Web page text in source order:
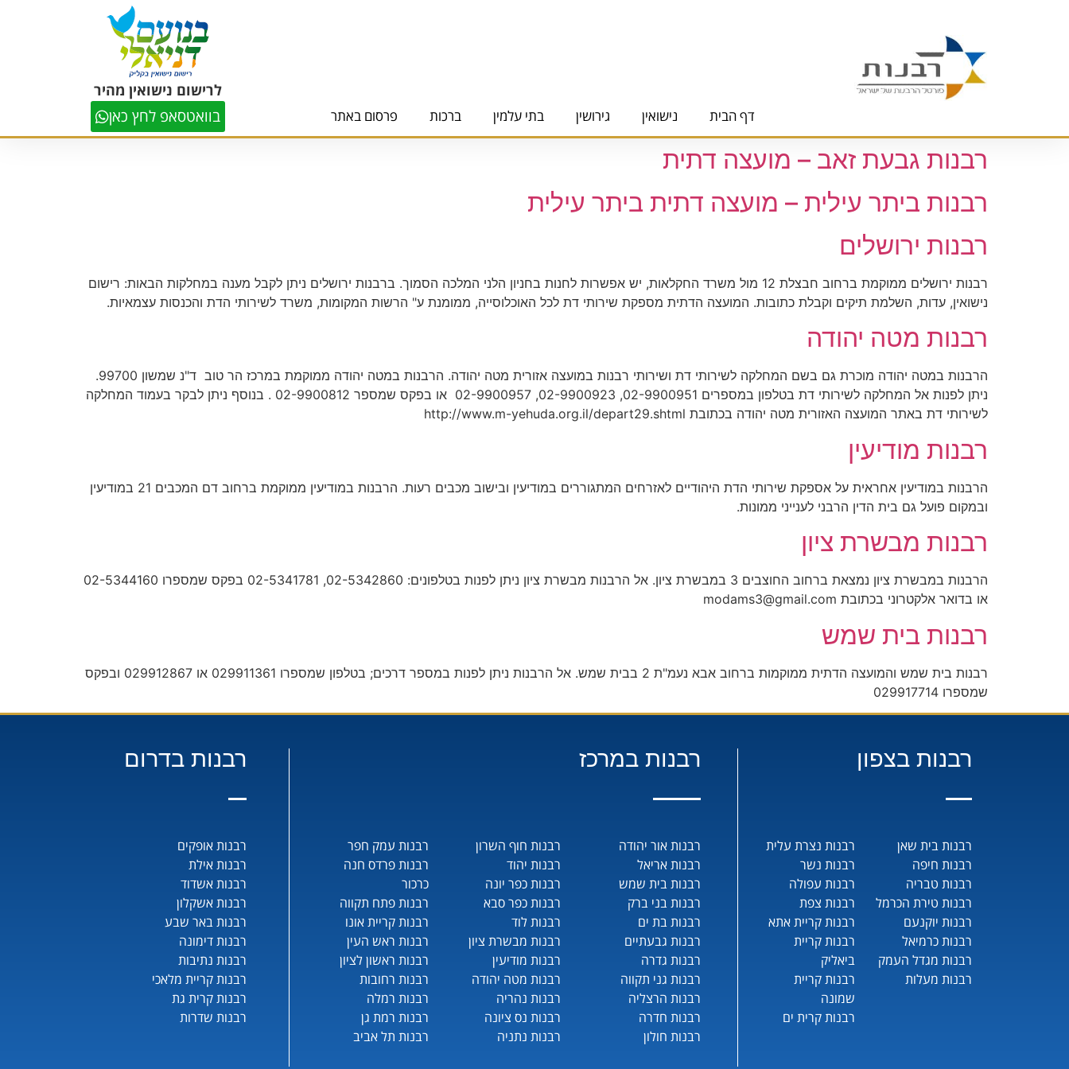
דף הבית נישואין גירושין בתי עלמין ברכות פרסום באתר
לרישום נישואין מהיר
בוואטסאפ לחץ כאן
רבנות גבעת זאב – מועצה דתית
רבנות ביתר עילית – מועצה דתית ביתר עילית
רבנות ירושלים
רבנות ירושלים ממוקמת ברחוב חבצלת 12 מול משרד החקלאות, יש אפשרות לחנות בחניון הלני המלכה הסמוך. ברבנות ירושלים ניתן לקבל מענה במחלקות הבאות: רישום
נישואין, עדות, השלמת תיקים וקבלת כתובות. המועצה הדתית מספקת שירותי דת לכל האוכלוסייה, ממומנת ע" הרשות המקומות, משרד לשירותי הדת והכנסות עצמאיות.
רבנות מטה יהודה
הרבנות במטה יהודה מוכרת גם בשם המחלקה לשירותי דת ושירותי רבנות במועצה אזורית מטה יהודה. הרבנות במטה יהודה ממוקמת במרכז הר טוב ד"נ שמשון 99700.
ניתן לפנות אל המחלקה לשירותי דת בטלפון במספרים 02-9900951, 02-9900923, 02-9900957 או בפקס שמספר 02-9900812 . בנוסף ניתן לבקר בעמוד המחלקה
לשירותי דת באתר המועצה האזורית מטה יהודה בכתובת http://www.m-yehuda.org.il/depart29.shtml
רבנות מודיעין
הרבנות במודיעין אחראית על אספקת שירותי הדת היהודיים לאזרחים המתגוררים במודיעין ובישוב מכבים רעות. הרבנות במודיעין ממוקמת ברחוב דם המכבים 21 במודיעין
ובמקום פועל גם בית הדין הרבני לענייני ממונות.
רבנות מבשרת ציון
הרבנות במבשרת ציון נמצאת ברחוב החוצבים 3 במבשרת ציון. אל הרבנות מבשרת ציון ניתן לפנות בטלפונים: 02-5342860, 02-5341781 בפקס שמספרו 02-5344160
או בדואר אלקטרוני בכתובת modams3@gmail.com
רבנות בית שמש
רבנות בית שמש והמועצה הדתית ממוקמות ברחוב אבא נעמ"ת 2 בבית שמש. אל הרבנות ניתן לפנות במספר דרכים; בטלפון שמספרו 029911361 או 029912867 ובפקס
שמספרו 029917714
רבנות בצפון
רבנות בית שאן
רבנות חיפה
רבנות טבריה
רבנות טירת הכרמל
רבנות יוקנעם
רבנות כרמיאל
רבנות מגדל העמק
רבנות מעלות
רבנות נצרת עלית
רבנות נשר
רבנות עפולה
רבנות צפת
רבנות קריית אתא
רבנות קריית
ביאליק
רבנות קריית
שמונה
רבנות קרית ים
רבנות במרכז
רבנות אור יהודה
רבנות אריאל
רבנות בית שמש
רבנות בני ברק
רבנות בת ים
רבנות גבעתיים
רבנות גדרה
רבנות גני תקווה
רבנות הרצליה
רבנות חדרה
רבנות חולון
רבנות חוף השרון
רבנות יהוד
רבנות כפר יונה
רבנות כפר סבא
רבנות לוד
רבנות מבשרת ציון
רבנות מודיעין
רבנות מטה יהודה
רבנות נהריה
רבנות נס ציונה
רבנות נתניה
רבנות עמק חפר
רבנות פרדס חנה
כרכור
רבנות פתח תקווה
רבנות קריית אונו
רבנות ראש העין
רבנות ראשון לציון
רבנות רחובות
רבנות רמלה
רבנות רמת גן
רבנות תל אביב
רבנות בדרום
רבנות אופקים
רבנות אילת
רבנות אשדוד
רבנות אשקלון
רבנות באר שבע
רבנות דימונה
רבנות נתיבות
רבנות קריית מלאכי
רבנות קרית גת
רבנות שדרות